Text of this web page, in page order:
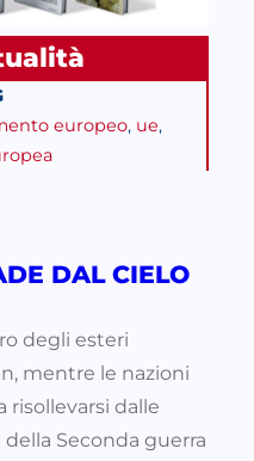
europeo, ue
DAL CIELO
degli esteri
mentre le nazioni
risollevarsi dalle
Seconda guerra